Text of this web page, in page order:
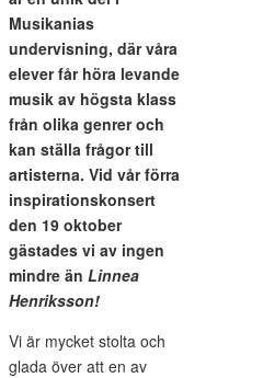
Musikanias
undervisning, där våra
elever får höra levande
musik av högsta klass
från olika genrer och
kan ställa frågor till
artisterna. Vid vår förra
inspirationskonsert
den 19 oktober
gästades vi av ingen
mindre än Linnea
Henriksson!
Vi är mycket stolta och
glada över att en av